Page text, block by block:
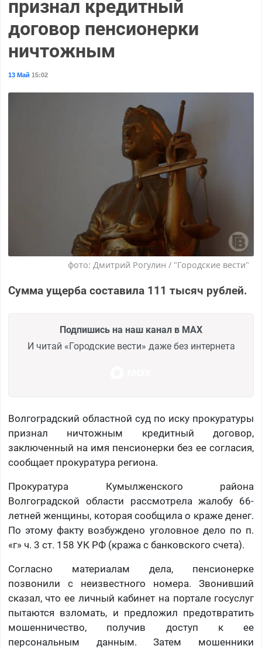
признал кредитный
договор пенсионерки
ничтожным
13 Май 15:02
фото: Дмитрий Рогулин / "Городские вести"
Сумма ущерба составила 111 тысяч рублей.
Подпишись на наш канал в MAX
И читай «Городские вести» даже без интернета
Волгоградский областной суд по иску прокуратуры
признал ничтожным кредитный договор,
заключенный на имя пенсионерки без ее согласия,
сообщает прокуратура региона.
Прокуратура Кумылженского района
Волгоградской области рассмотрела жалобу 66-
летней женщины, которая сообщила о краже денег.
По этому факту возбуждено уголовное дело по п.
«г» ч. 3 ст. 158 УК РФ (кража с банковского счета).
Согласно материалам дела, пенсионерке
позвонили с неизвестного номера. Звонивший
сказал, что ее личный кабинет на портале госуслуг
пытаются взломать, и предложил предотвратить
мошенничество, получив доступ к ее
персональным данным. Затем мошенники